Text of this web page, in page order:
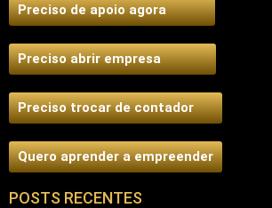
Preciso de apoio agora
Preciso abrir empresa
Preciso trocar de contador
Quero aprender a empreender
POSTS RECENTES